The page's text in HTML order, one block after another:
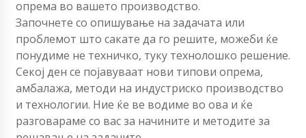
опрема во вашето производство.
Започнете со опишување на задачата или
проблемот што сакате да го решите, можеби ќе
понудиме не техничко, туку технолошко решение.
Секој ден се појавуваат нови типови опрема,
амбалажа, методи на индустриско производство
и технологии. Ние ќе ве водиме во ова и ќе
разговараме со вас за начините и методите за